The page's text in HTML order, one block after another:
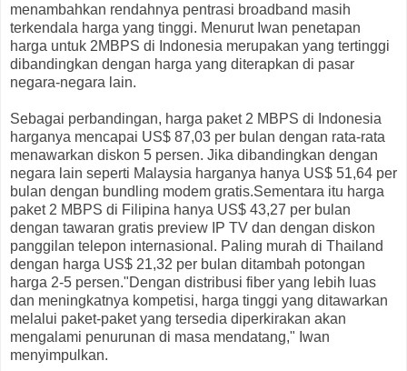
menambahkan rendahnya pentrasi broadband masih
terkendala harga yang tinggi. Menurut Iwan penetapan
harga untuk 2MBPS di Indonesia merupakan yang tertinggi
dibandingkan dengan harga yang diterapkan di pasar
negara-negara lain.
Sebagai perbandingan, harga paket 2 MBPS di Indonesia
harganya mencapai US$ 87,03 per bulan dengan rata-rata
menawarkan diskon 5 persen. Jika dibandingkan dengan
negara lain seperti Malaysia harganya hanya US$ 51,64 per
bulan dengan bundling modem gratis.Sementara itu harga
paket 2 MBPS di Filipina hanya US$ 43,27 per bulan
dengan tawaran gratis preview IP TV dan dengan diskon
panggilan telepon internasional. Paling murah di Thailand
dengan harga US$ 21,32 per bulan ditambah potongan
harga 2-5 persen."Dengan distribusi fiber yang lebih luas
dan meningkatnya kompetisi, harga tinggi yang ditawarkan
melalui paket-paket yang tersedia diperkirakan akan
mengalami penurunan di masa mendatang," Iwan
menyimpulkan.